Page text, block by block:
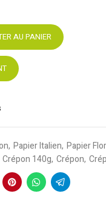
AU PANIER
Papier Italien Papier
Crépon 140g Crépon